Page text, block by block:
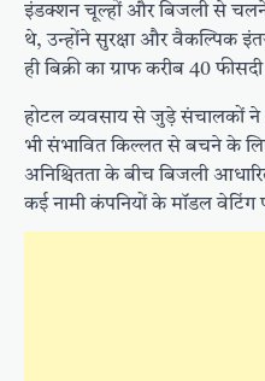
इंडक्शन चूल्हों और बिजली से चलने
थे, उन्होंने सुरक्षा और वैकल्पिक
ही बिक्री का ग्राफ करीब 40
होटल व्यवसाय से जुड़े संचालकों ने
भी संभावित किल्लत से बचने के
अनिश्चितता के बीच बिजली
कई नामी कंपनियों के मॉडल वेटिंग